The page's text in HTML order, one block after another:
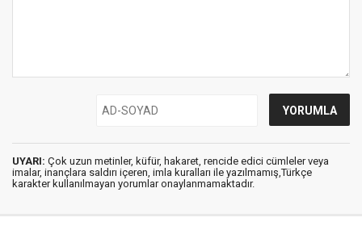
UYARI: Çok uzun metinler, küfür, hakaret, rencide edici cümleler veya
imalar, inançlara saldırı içeren, imla kuralları ile yazılmamış,Türkçe
karakter kullanılmayan yorumlar onaylanmamaktadır.